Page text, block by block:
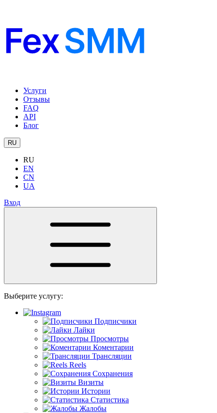
Услуги
Отзывы
FAQ
API
Блог
RU
RU
EN
CN
UA
Вход
Выберите услугу:
Подписчики
Лайки
Просмотры
Коментарии
Трансляции
Reels
Сохранения
Визиты
Истории
Статистика
Жалобы